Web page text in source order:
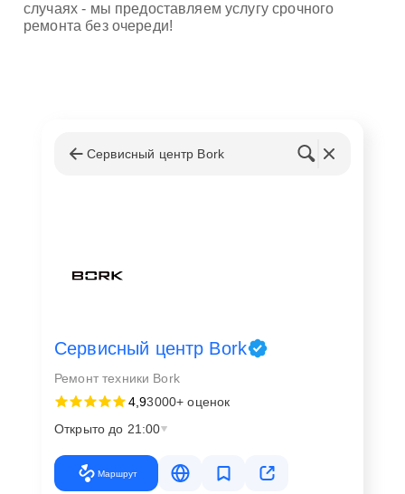
случаях - мы предоставляем услугу срочного
ремонта без очереди!
Сервисный центр Bork
Сервисный центр Bork
Ремонт техники Bork
4,93000+ оценок
Открыто до 21:00
Маршрут